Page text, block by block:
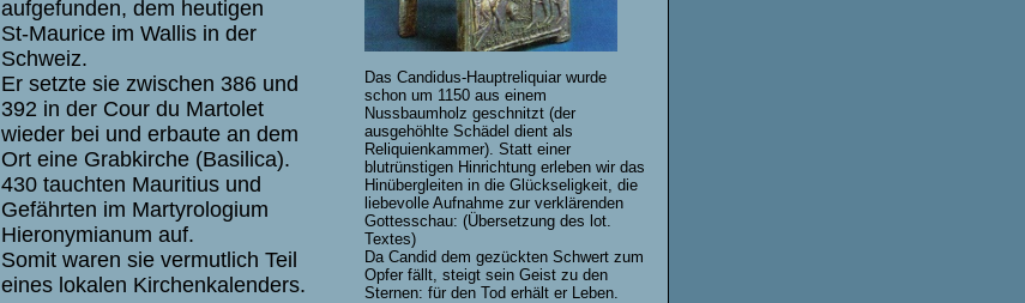
aufgefunden, dem heutigen
St-Maurice im Wallis in der
Schweiz.
Er setzte sie zwischen 386 und
392 in der Cour du Martolet
wieder bei und erbaute an dem
Ort eine Grabkirche (Basilica).
430 tauchten Mauritius und
Gefährten im Martyrologium
Hieronymianum auf.
Somit waren sie vermutlich Teil
eines lokalen Kirchenkalenders.
Das Candidus-Hauptreliquiar wurde
schon um 1150 aus einem
Nussbaumholz geschnitzt (der
ausgehöhlte Schädel dient als
Reliquienkammer). Statt einer
blutrünstigen Hinrichtung erleben wir das
Hinübergleiten in die Glückseligkeit, die
liebevolle Aufnahme zur verklärenden
Gottesschau: (Übersetzung des lot.
Textes)
Da Candid dem gezückten Schwert zum
Opfer fällt, steigt sein Geist zu den
Sternen: für den Tod erhält er Leben.